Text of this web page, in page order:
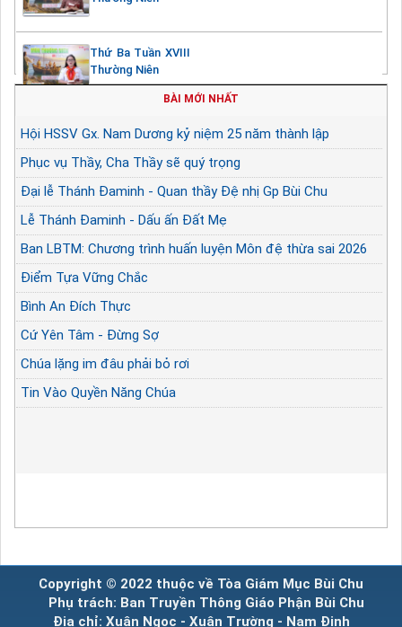
Thứ Ba Tuần XVIII
Thường Niên
BÀI MỚI NHẤT
Hội HSSV Gx. Nam Dương kỷ niệm 25 năm thành lập
Phục vụ Thầy, Cha Thầy sẽ quý trọng
Đại lễ Thánh Đaminh - Quan thầy Đệ nhị Gp Bùi Chu
Lễ Thánh Đaminh - Dấu ấn Đất Mẹ
Ban LBTM: Chương trình huấn luyện Môn đệ thừa sai 2026
Điểm Tựa Vững Chắc
Bình An Đích Thực
Cứ Yên Tâm - Đừng Sợ
Chúa lặng im đâu phải bỏ rơi
Tin Vào Quyền Năng Chúa
Copyright © 2022 thuộc về Tòa Giám Mục Bùi Chu
Phụ trách: Ban Truyền Thông Giáo Phận Bùi Chu
Địa chỉ: Xuân Ngọc - Xuân Trường - Nam Định